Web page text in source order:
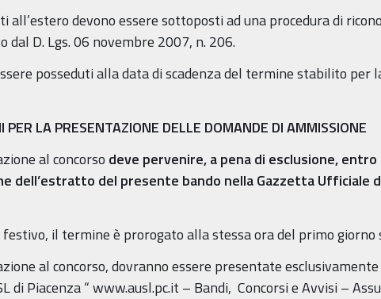
all’estero devono essere sottoposti ad una procedura di
dal D. Lgs. 06 novembre 2007, n. 206.
posseduti alla data di scadenza del termine stabilito per
PER LA PRESENTAZIONE DELLE DOMANDE DI AMMISSIONE
al concorso deve pervenire, a pena di esclusione,
dell’estratto del presente bando nella Gazzetta Ufficiale
il termine è prorogato alla stessa ora del primo giorno
al concorso, dovranno essere presentate
di Piacenza “ www.ausl.pc.it – Bandi, Concorsi e Avvisi –